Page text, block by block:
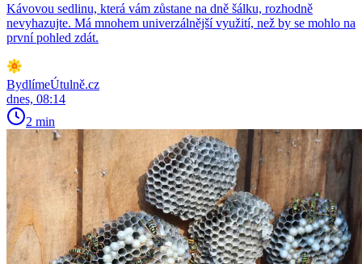
Kávovou sedlinu, která vám zůstane na dně šálku, rozhodně
nevyhazujte. Má mnohem univerzálnější využití, než by se mohlo na
první pohled zdát.
BydlímeÚtulně.cz
dnes, 08:14
2 min